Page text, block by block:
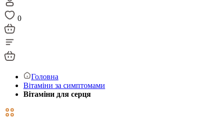
0
Головна
Вітаміни за симптомами
Вітаміни для серця